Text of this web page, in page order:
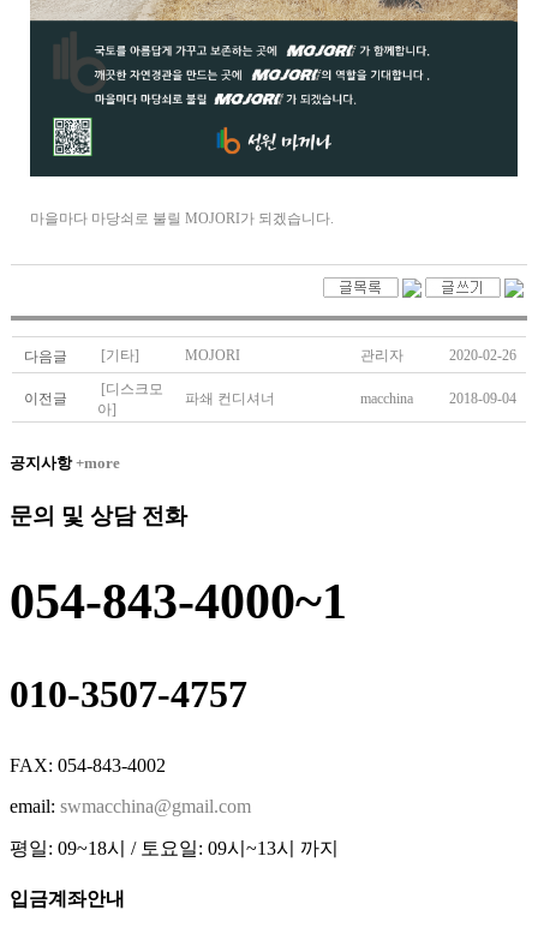
마을마다 마당쇠로 불릴 MOJORI가 되겠습니다.
다음글 [기타] MOJORI 관리자 2020-02-26
이전글
[디스크모
아]
파쇄 컨디셔너 macchina 2018-09-04
공지사항+more
문의 및 상담 전화
054-843-4000~1
010-3507-4757
FAX: 054-843-4002
email: swmacchina@gmail.com
평일: 09~18시 / 토요일: 09시~13시 까지
입금계좌안내